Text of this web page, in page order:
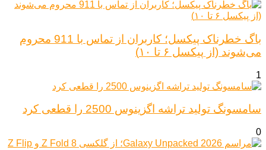
باگ خطرناک پیکسل؛ کاربران از تماس با 911 محروم
می‌شوند (از پیکسل ۶ تا ۱۰)
1
سامسونگ تولید تراشه اگزینوس 2500 را قطعی کرد
0